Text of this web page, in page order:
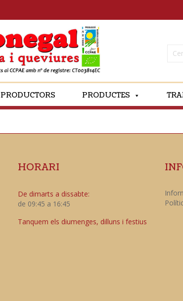
Cerca:
PRODUCTORS PRODUCTES
HORARI
De dimarts a dissabte:
de 09:45 a 16:45
Tanquem els diumenges, dilluns i festius